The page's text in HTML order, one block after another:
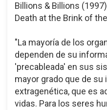
Billions & Billions
Death at the Brink of
"La mayoría de los
dependen de su
'precableada' en sus
mayor grado que de
extragenética, que es
vidas. Para los seres